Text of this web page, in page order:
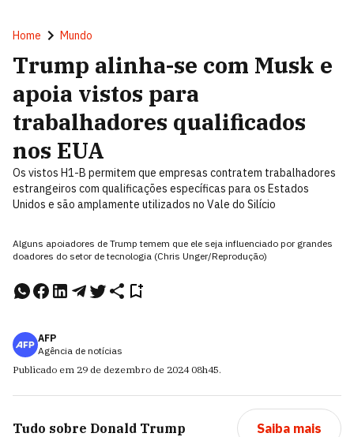
Home Mundo
Trump alinha-se com Musk e
apoia vistos para
trabalhadores qualificados
nos EUA
Os vistos H1-B permitem que empresas contratem trabalhadores
estrangeiros com qualificações específicas para os Estados
Unidos e são amplamente utilizados no Vale do Silício
Alguns apoiadores de Trump temem que ele seja influenciado por grandes
doadores do setor de tecnologia (Chris Unger/Reprodução)
AFP
Agência de notícias
Publicado em 29 de dezembro de 2024 08h45.
Tudo sobre Donald Trump Saiba mais